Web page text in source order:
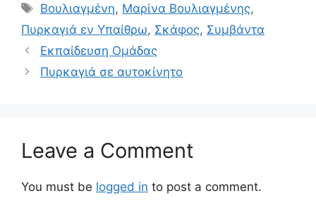
Βουλιαγμένη, Μαρίνα Βουλιαγμένης,
Πυρκαγιά εν Υπαίθρω, Σκάφος, Συμβάντα
Εκπαίδευση Ομάδας
Πυρκαγιά σε αυτοκίνητο
Leave a Comment
You must be logged in to post a comment.